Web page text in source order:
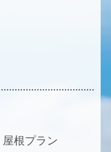
屋根プラン